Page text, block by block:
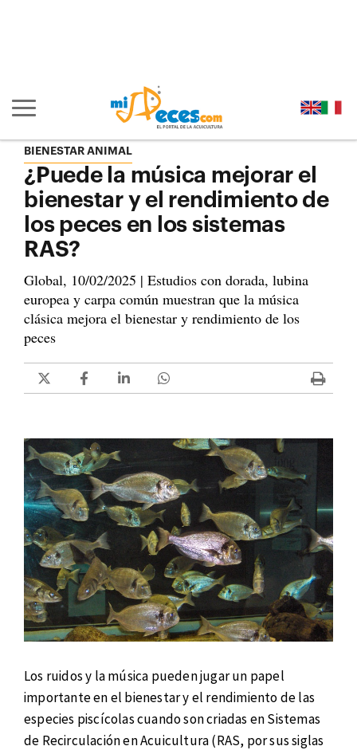
Mostrar/ocultar navegación principal
BIENESTAR ANIMAL
¿Puede la música mejorar el
bienestar y el rendimiento de
los peces en los sistemas
RAS?
Global, 10/02/2025 | Estudios con dorada, lubina
europea y carpa común muestran que la música
clásica mejora el bienestar y rendimiento de los
peces
Los ruidos y la música pueden jugar un papel
importante en el bienestar y el rendimiento de las
especies piscícolas cuando son criadas en Sistemas
de Recirculación en Acuicultura (RAS, por sus siglas